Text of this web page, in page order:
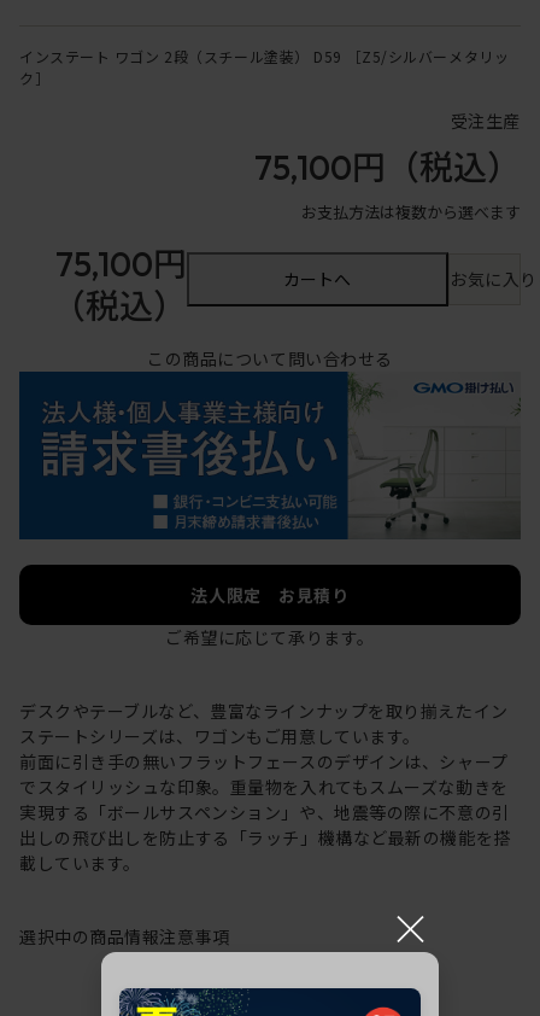
インステート ワゴン 2段（スチール塗装） D59 ［Z5/シルバーメタリッ
ク］
受注生産
75,100円 （税込）
お支払方法は複数から選べます
75,100円
（税込）
カートへ お気に入
この商品について問い合わせる
法人限定 お見積り
ご希望に応じて承ります。
デスクやテーブルなど、豊富なラインナップを取り揃えたイン
ステートシリーズは、ワゴンもご用意しています。
前面に引き手の無いフラットフェースのデザインは、シャープ
でスタイリッシュな印象。重量物を入れてもスムーズな動きを
実現する「ボールサスペンション」や、地震等の際に不意の引
出しの飛び出しを防止する「ラッチ」機構など最新の機能を搭
載しています。
選択中の商品情報注意事項 ×